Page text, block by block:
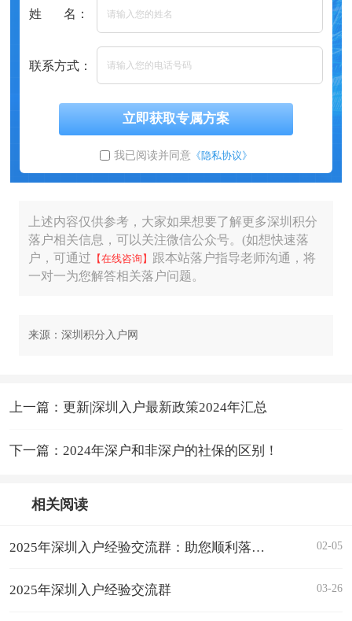
姓 名：
联系方式：
立即获取专属方案
我已阅读并同意 《隐私协议》
上述内容仅供参考，大家如果想要了解更多深圳积分
落户相关信息，可以关注微信公众号。(如想快速落
户，可通过 【在线咨询】 跟本站落户指导老师沟通，将
一对一为您解答相关落户问题。
来源：深圳积分入户网
上一篇：更新|深圳入户最新政策2024年汇总
下一篇：2024年深户和非深户的社保的区别！
相关阅读
2025年深圳入户经验交流群：助您顺利落户，共享鹏城机遇 02-05
2025年深圳入户经验交流群 03-26